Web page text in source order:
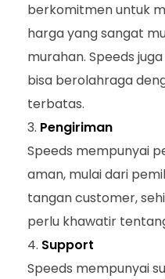
berkomitmen untuk
harga yang sangat
murahan. Speeds
bisa berolahraga
terbatas.
Pengiriman
Speeds mempunyai
aman, mulai dari
tangan customer,
perlu khawatir
Support
Speeds mempunyai